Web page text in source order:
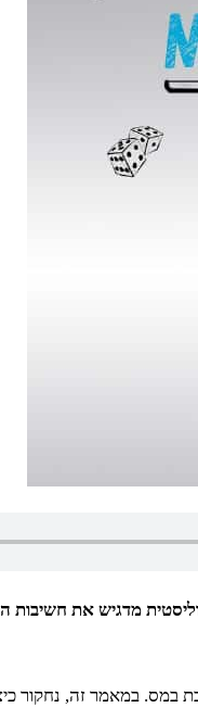
מדגיש את
במס. במאמר זה, נחקור